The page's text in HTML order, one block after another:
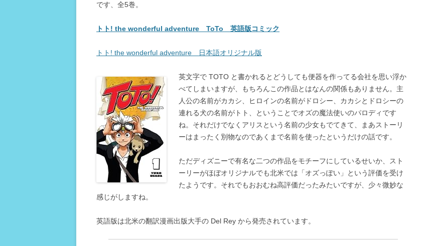
です、全5巻。
トト! the wonderful adventure ToTo 英語版コミック
トト! the wonderful adventure 日本語オリジナル版
英文字で TOTO と書かれるとどうしても便器を作ってる会社を思い浮か
べてしまいますが、もちろんこの作品とはなんの関係もありません。主
人公の名前がカカシ、ヒロインの名前がドロシー、カカシとドロシーの
連れる犬の名前がトト、ということでオズの魔法使いのパロディです
ね。それだけでなくアリスという名前の少女もでてきて、まあストーリ
ーはまったく別物なのであくまで名前を使ったというだけの話です。
ただディズニーで有名な二つの作品をモチーフにしているせいか、スト
ーリーがほぼオリジナルでも北米では「オズっぽい」という評価を受け
たようです。それでもおおむね高評価だったみたいですが、少々微妙な
感じがしますね。
英語版は北米の翻訳漫画出版大手の Del Rey から発売されています。